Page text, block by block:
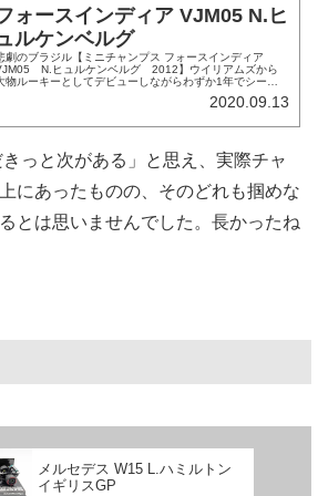
ォースインディア VJM05 N.ヒ
ルケンベルグ
劇のブラジル【ミニチャンプス フォースインディア
N.ヒュルケンベルグ 2012】ウイリアムズから
物ルーキーとしてデビューしながらわずか1年でシート
2020.09.13
っと次がある」と思え、実際チャ
にあったものの、そのどれも掴めな
とは思いませんでした。長かったね
メルセデス W15 L.ハミルトン
イギリスGP